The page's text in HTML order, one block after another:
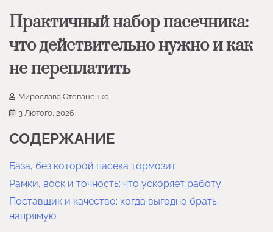
Практичный набор пасечника:
что действительно нужно и как
не переплатить
Мирослава Степаненко
3 Лютого, 2026
СОДЕРЖАНИЕ
База, без которой пасека тормозит
Рамки, воск и точность: что ускоряет работу
Поставщик и качество: когда выгодно брать
напрямую